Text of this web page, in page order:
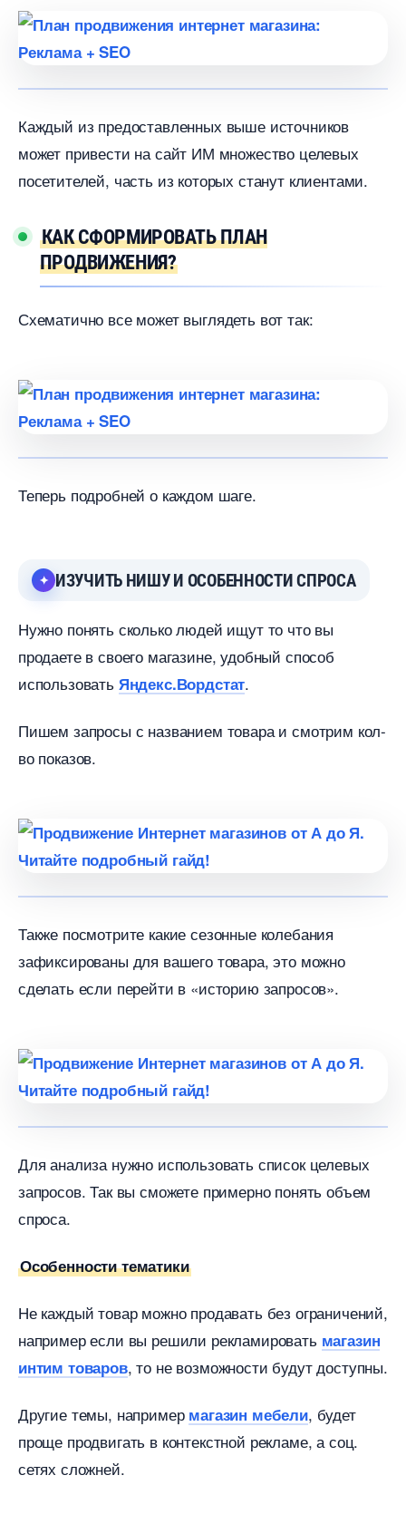
Каждый из предоставленных выше источнико
может привести на сайт ИМ множество целевых
посетителей, часть из которых станут клиентами.
КАК СФОРМИРОВАТЬ ПЛАН
ПРОДВИЖЕНИЯ?
Схематично все может выглядеть вот так:
Теперь подробней о каждом шаге.
ИЗУЧИТЬ НИШУ И ОСОБЕННОСТИ СПРОСА
Нужно понять сколько людей ищут то что вы
продаете в своего магазине, удобный спосо
использовать Яндекс.Вордстат.
Пишем запросы с названием товара и смотрим кол-
о показов.
Также посмотрите какие сезонные колебания
зафиксированы для вашего товара, это можно
сделать если перейти в «историю запросов».
Для анализа нужно использовать список целевых
запросов. Так вы сможете примерно понять объем
спроса.
Особенности тематики
Не каждый товар можно продавать без ограничений,
например если вы решили рекламировать магазин
интим товаро, то не возможности будут доступны.
Другие темы, например магазин мебели, будет
проще продвигать в контекстной рекламе, а соц.
сетях сложней.